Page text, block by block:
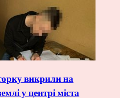
викрили на
у центрі міста